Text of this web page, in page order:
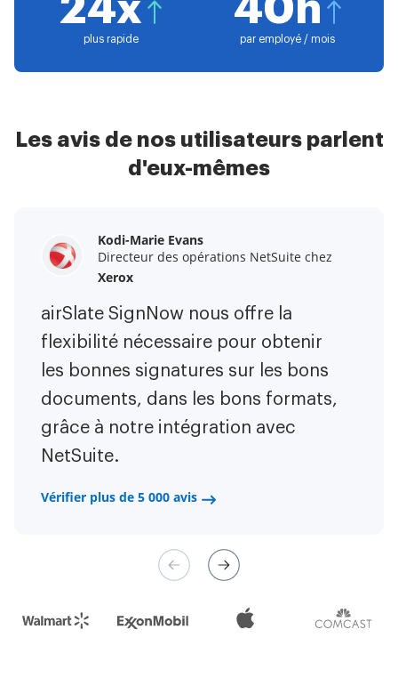
24x
plus rapide
40h
par employé / mois
Les avis de nos utilisateurs parlent
d'eux-mêmes
Kodi-Marie Evans
Directeur des opérations NetSuite chez
Xerox
airSlate SignNow nous offre la
flexibilité nécessaire pour obtenir
les bonnes signatures sur les bons
documents, dans les bons formats,
grâce à notre intégration avec
NetSuite.
Vérifier plus de 5 000 avis
Samantha Jo
Partenaire Entreprise Client chezYelp
airSlate SignNow m'a facilité la vie.
C'est énorme de pouvoir signer des
contrats en déplacement ! Il est
désormais moins stressant de faire
les choses efficacement et
rapidement.
Megan Bond
Gestion du marketing numérique chez
Electrolux
Ce logiciel a ajouté de la valeur à
notre entreprise. J'ai éliminé les
tâches répétitives. Je peux créer
des formulaires web natifs mobiles.
Maintenant, je peux facilement
établir des contrats de paiement via
Vérifier plus de 5 000 avis